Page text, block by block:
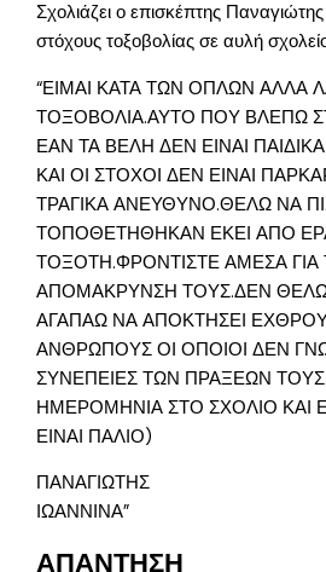
Σχολιάζει ο επισκέπτης
στόχους τοξοβολίας σε αυλή
“ΕΙΜΑΙ ΚΑΤΑ ΤΩΝ ΟΠΛΩΝ ΑΛΛΑ
ΤΟΞΟΒΟΛΙΑ.ΑΥΤΟ ΠΟΥ ΒΛΕΠΩ
ΕΑΝ ΤΑ ΒΕΛΗ ΔΕΝ ΕΙΝΑΙ
ΚΑΙ ΟΙ ΣΤΟΧΟΙ ΔΕΝ ΕΙΝΑΙ
ΤΡΑΓΙΚΑ ΑΝΕΥΘΥΝΟ.ΘΕΛΩ ΝΑ
ΤΟΠΟΘΕΤΗΘΗΚΑΝ ΕΚΕΙ ΑΠΟ
ΤΟΞΟΤΗ.ΦΡΟΝΤΙΣΤΕ ΑΜΕΣΑ ΓΙΑ
ΑΠΟΜΑΚΡΥΝΣΗ ΤΟΥΣ.ΔΕΝ
ΑΓΑΠΑΩ ΝΑ ΑΠΟΚΤΗΣΕΙ
ΑΝΘΡΩΠΟΥΣ ΟΙ ΟΠΟΙΟΙ ΔΕΝ
ΣΥΝΕΠΕΙΕΣ ΤΩΝ ΠΡΑΞΕΩΝ
ΗΜΕΡΟΜΗΝΙΑ ΣΤΟ ΣΧΟΛΙΟ
ΕΙΝΑΙ ΠΑΛΙΟ)
ΠΑΝΑΓΙΩΤΗΣ
ΙΩΑΝΝΙΝΑ”
ΑΠΑΝΤΗΣΗ